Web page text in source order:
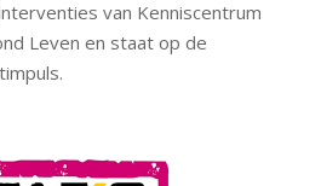
van Kenniscentrum
Leven en staat op de